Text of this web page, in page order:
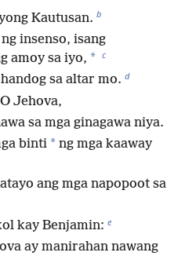
Kautusan. b
insenso, isang
amoy sa iyo, * c
sa altar mo. d
Jehova,
sa mga ginagawa niya.
binti * ng mga kaaway
ang mga napopoot sa
kay Benjamin: e
ay manirahan nawang